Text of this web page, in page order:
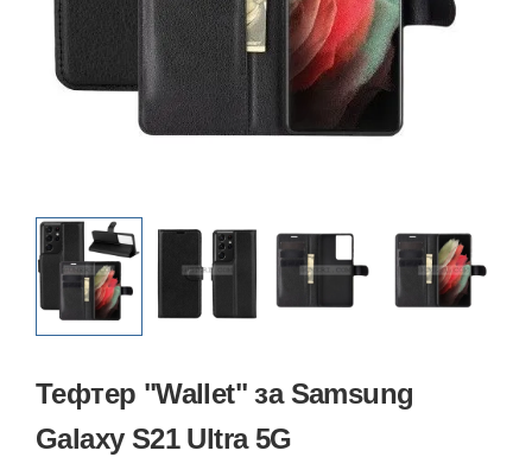
Тефтер "Wallet" за Samsung
Galaxy S21 Ultra 5G